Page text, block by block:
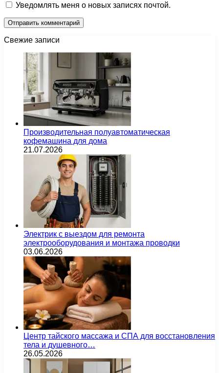
Уведомлять меня о новых записях почтой.
Свежие записи
Производительная полуавтоматическая
кофемашина для дома
21.07.2026
Электрик с выездом для ремонта
электрооборудования и монтажа проводки
03.06.2026
Центр тайского массажа и СПА для восстановления
тела и душевного…
26.05.2026